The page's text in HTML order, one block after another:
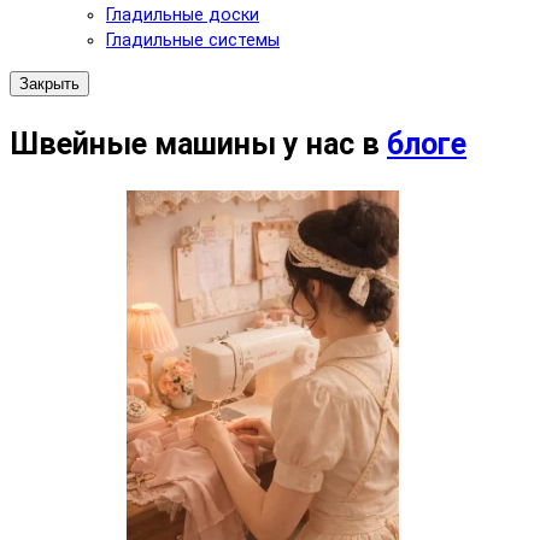
Гладильные доски
Гладильные системы
Закрыть
Швейные машины у нас в блоге